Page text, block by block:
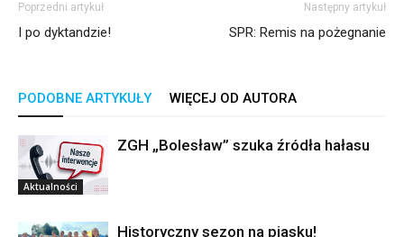
Poprzedni artykuł
I po dyktandzie!
Następny artykuł
SPR: Remis na pożegnanie
PODOBNE ARTYKUŁY WIĘCEJ OD AUTORA
Aktualności
ZGH „Bolesław” szuka źródła hałasu
Historyczny sezon na piasku!